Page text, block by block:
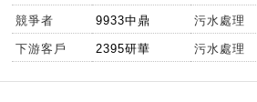
競爭者 9933中鼎 污水處理
下游客戶 2395研華 污水處理